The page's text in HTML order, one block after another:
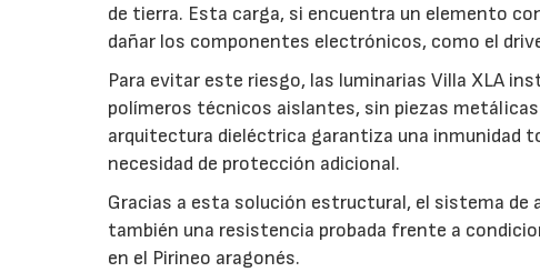
de tierra. Esta carga, si encuentra un elemento
dañar los componentes electrónicos, como el
Para evitar este riesgo, las luminarias Villa XLA
polímeros técnicos aislantes, sin piezas
arquitectura dieléctrica garantiza una inmunidad
necesidad de protección adicional.
Gracias a esta solución estructural, el sistema de
también una resistencia probada frente a
en el Pirineo aragonés.